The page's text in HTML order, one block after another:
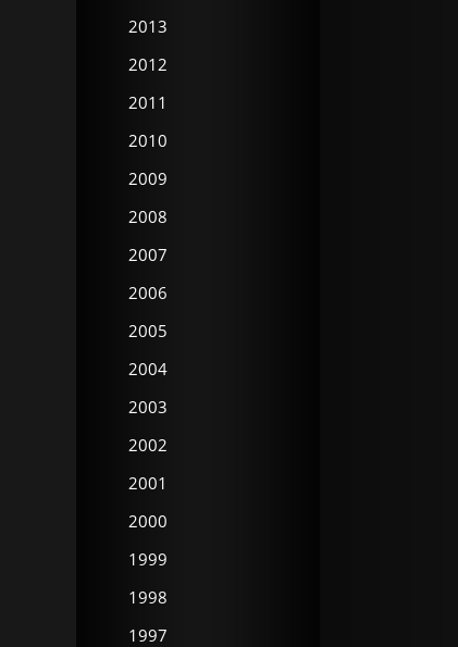
2013
2012
2011
2010
2009
2008
2007
2006
2005
2004
2003
2002
2001
2000
1999
1998
1997